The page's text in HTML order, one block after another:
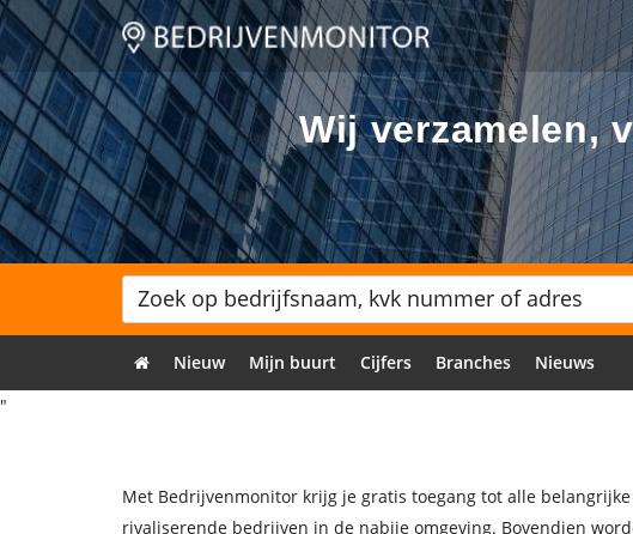
Wij verzamelen,
Nieuw Mijn buurt Cijfers Branches
Nieuws
"
Met Bedrijvenmonitor krijg je gratis toegang tot alle
rivaliserende bedrijven in de nabije omgeving. Bovendien